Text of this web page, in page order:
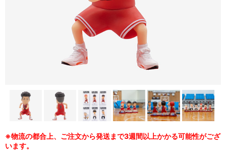
※物流の都合上、ご注文から発送まで3週間以上かかる可能性がござ
います。